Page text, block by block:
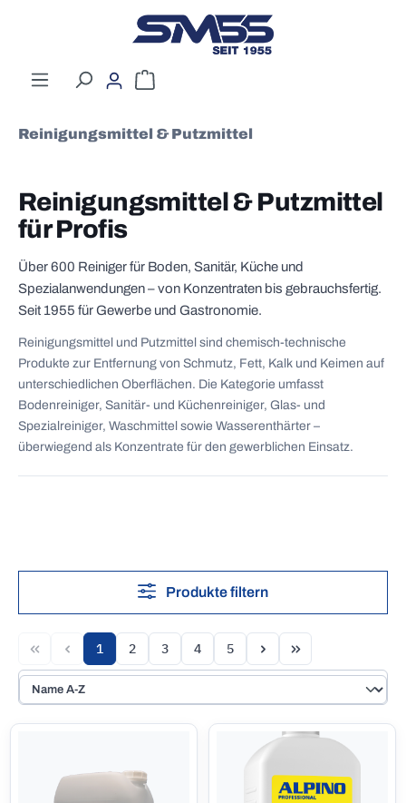
Zum Hauptinhalt springen
Warenkorb enthält 0 Positionen. Der
Reinigungsmittel & Putzmittel
Reinigungsmittel & Putzmittel
für Profis
Über 600 Reiniger für Boden, Sanitär, Küche und
Spezialanwendungen – von Konzentraten bis gebrauchsfertig.
Seit 1955 für Gewerbe und Gastronomie.
Reinigungsmittel und Putzmittel sind chemisch-technische
Produkte zur Entfernung von Schmutz, Fett, Kalk und Keimen auf
unterschiedlichen Oberflächen. Die Kategorie umfasst
Bodenreiniger, Sanitär- und Küchenreiniger, Glas- und
Spezialreiniger, Waschmittel sowie Wasserenthärter –
überwiegend als Konzentrate für den gewerblichen Einsatz.
Produkte filtern
Seite
1 Seite
2 Seite
3 Seite
4 Seite
5